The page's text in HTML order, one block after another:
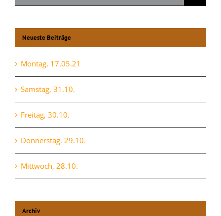
nach:
Neueste Beiträge
Montag, 17.05.21
Samstag, 31.10.
Freitag, 30.10.
Donnerstag, 29.10.
Mittwoch, 28.10.
Archiv